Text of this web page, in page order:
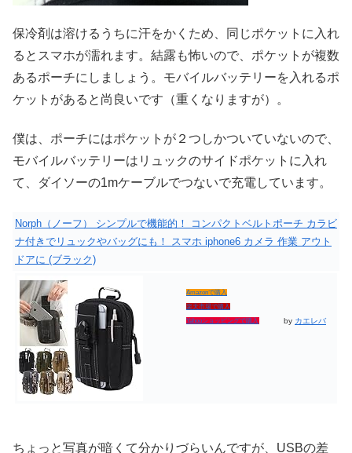
保冷剤は溶けるうちに汗をかくため、同じポケットに入れ
るとスマホが濡れます。結露も怖いので、ポケットが複数
あるポーチにしましょう。モバイルバッテリーを入れるポ
ケットがあると尚良いです（重くなりますが）。
僕は、ポーチにはポケットが２つしかついていないので、
モバイルバッテリーはリュックのサイドポケットに入れ
て、ダイソーの1mケーブルでつないで充電しています。
Norph（ノーフ） シンプルで機能的！ コンパクトベルトポーチ カラビ
ナ付きでリュックやバッグにも！ スマホ iphone6 カメラ 作業 アウト
ドアに (ブラック)
Amazonで購入
楽天市場で購入
Yahooショッピングで購入
by カエレバ
ちょっと写真が暗くて分かりづらいんですが、USBの差